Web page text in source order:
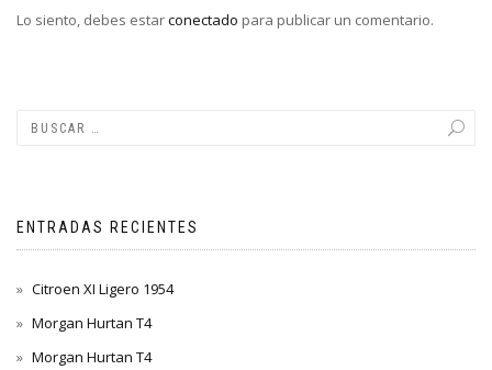
Lo siento, debes estarconectado para publicar un comentario.
ENTRADAS RECIENTES
Citroen XI Ligero 1954
Morgan Hurtan T4
Morgan Hurtan T4